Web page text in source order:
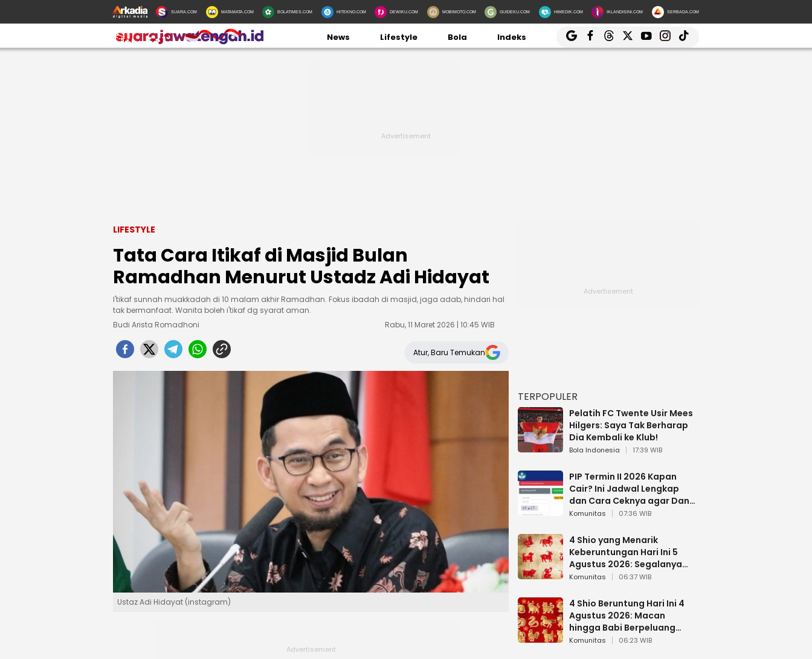
SUARA.COM MATAMATA.COM BOLATIMES.COM HITEKNO.COM DEWIKU.COM MOBIMOTO.COM GUIDEKU.COM HIMEDIK.COM IKLANDISINI.COM SERBADA.COM
News Lifestyle Bola Indeks
LIFESTYLE
Tata Cara Itikaf di Masjid Bulan
Ramadhan Menurut Ustadz Adi Hidayat
I'tikaf sunnah muakkadah di 10 malam akhir Ramadhan. Fokus ibadah di masjid, jaga adab, hindari hal
tak bermanfaat. Wanita boleh i'tikaf dg syarat aman.
Budi Arista Romadhoni
Rabu, 11 Maret 2026 | 10:45 WIB
Atur, Baru Temukan
Ustaz Adi Hidayat (instagram)
TERPOPULER
Pelatih FC Twente Usir Mees
Hilgers: Saya Tak Berharap
Dia Kembali ke Klub!
Bola Indonesia 17:39 WIB
PIP Termin II 2026 Kapan
Cair? Ini Jadwal Lengkap
dan Cara Ceknya agar Dana
Tidak Hangus!
Komunitas 07:36 WIB
4 Shio yang Menarik
Keberuntungan Hari Ini 5
Agustus 2026: Segalanya
Berjalan Lancar
Komunitas 06:37 WIB
4 Shio Beruntung Hari Ini 4
Agustus 2026: Macan
hingga Babi Berpeluang
Dapat Kabar Baik
Komunitas 06:23 WIB